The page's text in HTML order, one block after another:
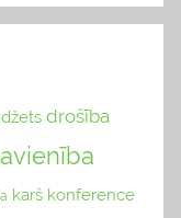
drošība
karš konference